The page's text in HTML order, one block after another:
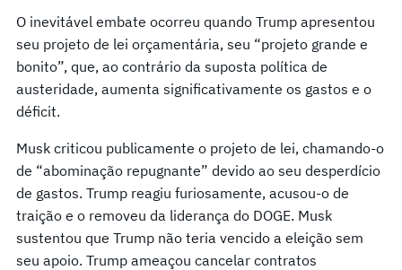
O inevitável embate ocorreu quando Trump apresentou
seu projeto de lei orçamentária, seu “projeto grande e
bonito”, que, ao contrário da suposta política de
austeridade, aumenta significativamente os gastos e o
déficit.
Musk criticou publicamente o projeto de lei, chamando-o
de “abominação repugnante” devido ao seu desperdício
de gastos. Trump reagiu furiosamente, acusou-o de
traição e o removeu da liderança do DOGE. Musk
sustentou que Trump não teria vencido a eleição sem
seu apoio. Trump ameaçou cancelar contratos